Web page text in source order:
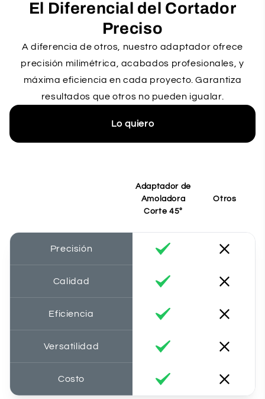
El Diferencial del Cortador
Preciso
A diferencia de otros, nuestro adaptador ofrece
precisión milimétrica, acabados profesionales, y
máxima eficiencia en cada proyecto. Garantiza
resultados que otros no pueden igualar.
Lo quiero
Adaptador de
Amoladora
Corte 45°
Otros
Precisión
Calidad
Eficiencia
Versatilidad
Costo